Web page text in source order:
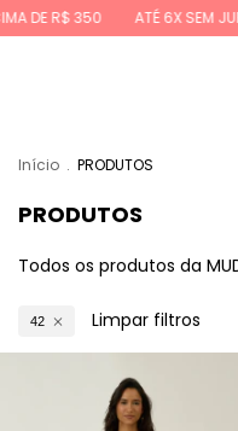
ATÉ 6X SEM JUROS
Início . PRODUTOS
PRODUTOS
Todos os produtos da
42 Limpar filtros